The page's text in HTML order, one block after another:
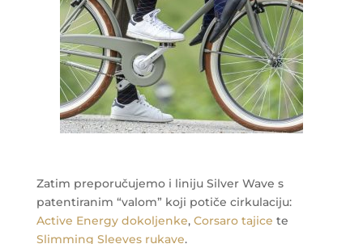
Zatim preporučujemo i liniju Silver Wave s
patentiranim “valom” koji potiče cirkulaciju:
Active Energy dokoljenke, Corsaro tajice te
Slimming Sleeves rukave.